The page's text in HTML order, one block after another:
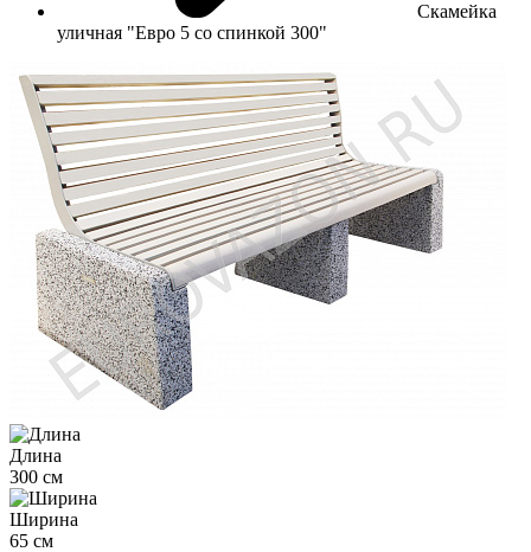
Скамейка
уличная "Евро 5 со спинкой 300"
Длина
300 см
Ширина
65 см